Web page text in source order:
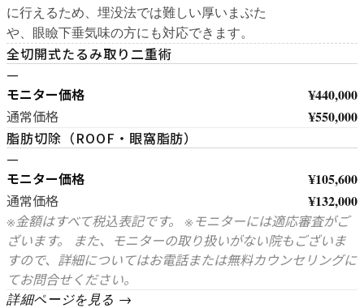
に行えるため、埋没法では難しい厚いまぶた
や、眼瞼下垂気味の方にも対応できます。
全切開式たるみ取り二重術
—
モニター価格 ¥440,000
通常価格 ¥550,000
脂肪切除（ROOF・眼窩脂肪）
—
モニター価格 ¥105,600
通常価格 ¥132,000
※金額はすべて税込表記です。 ※モニターには適応審査がご
ざいます。 また、モニターの取り扱いがない院もございま
すので、詳細についてはお電話または無料カウンセリングに
てお問合せください。
詳細ページを見る →